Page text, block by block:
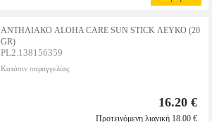
ΑΝΤΗΛΙΑΚΟ ALOHA CARE SUN STICK ΛΕΥΚΟ (20
GR)
PL2.138156359
Κατόπιν παραγγελίας
16.20 €
Προτεινόμενη λιανική 18.00 €